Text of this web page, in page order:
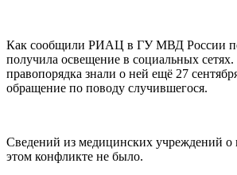
Как сообщили РИАЦ в ГУ МВД России по
получила освещение в социальных
правопорядка знали о ней ещё 27
обращение по поводу случившегося.
Сведений из медицинских учреждений о
этом конфликте не было.